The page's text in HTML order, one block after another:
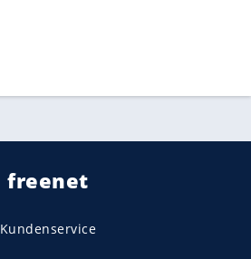
freenet
Kundenservice